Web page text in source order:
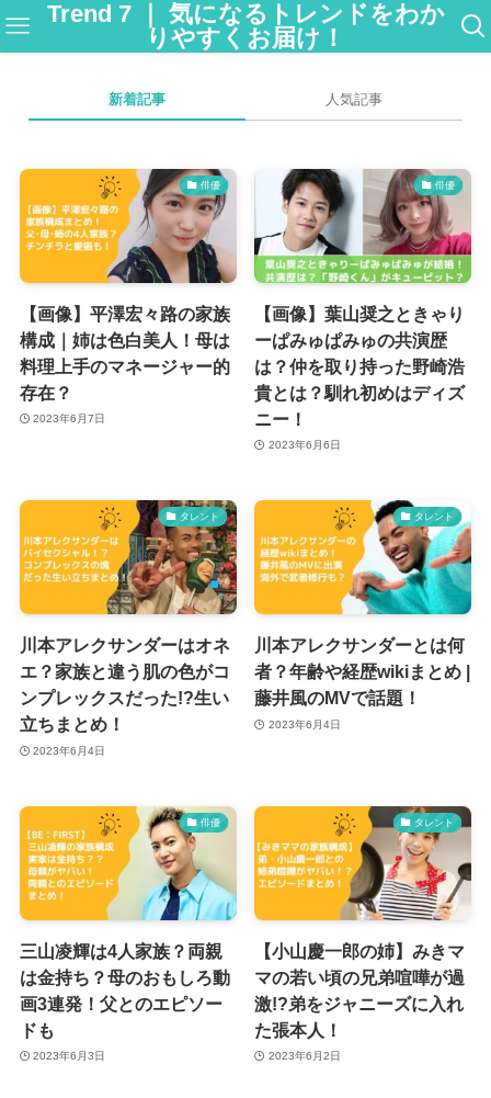
Trend 7 ｜ 気になるトレンドをわか
りやすくお届け！
新着記事 人気記事
俳優
【画像】平澤宏々路の家族
構成｜姉は色白美人！母は
料理上手のマネージャー的
存在？
2023年6月7日
俳優
【画像】葉山奨之ときゃり
ーぱみゅぱみゅの共演歴
は？仲を取り持った野崎浩
貴とは？馴れ初めはディズ
ニー！
2023年6月6日
タレント
川本アレクサンダーはオネ
エ？家族と違う肌の色がコ
ンプレックスだった!?生い
立ちまとめ！
2023年6月4日
タレント
川本アレクサンダーとは何
者？年齢や経歴wikiまとめ |
藤井風のMVで話題！
2023年6月4日
俳優
三山凌輝は4人家族？両親
は金持ち？母のおもしろ動
画3連発！父とのエピソー
ドも
2023年6月3日
タレント
【小山慶一郎の姉】みきマ
マの若い頃の兄弟喧嘩が過
激!?弟をジャニーズに入れ
た張本人！
2023年6月2日